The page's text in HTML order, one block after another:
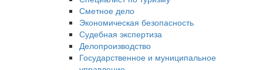
Сметное дело
Экономическая безопасность
Судебная экспертиза
Делопроизводство
Государственное и муниципальное